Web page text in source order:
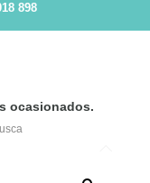
898
ocasionados.